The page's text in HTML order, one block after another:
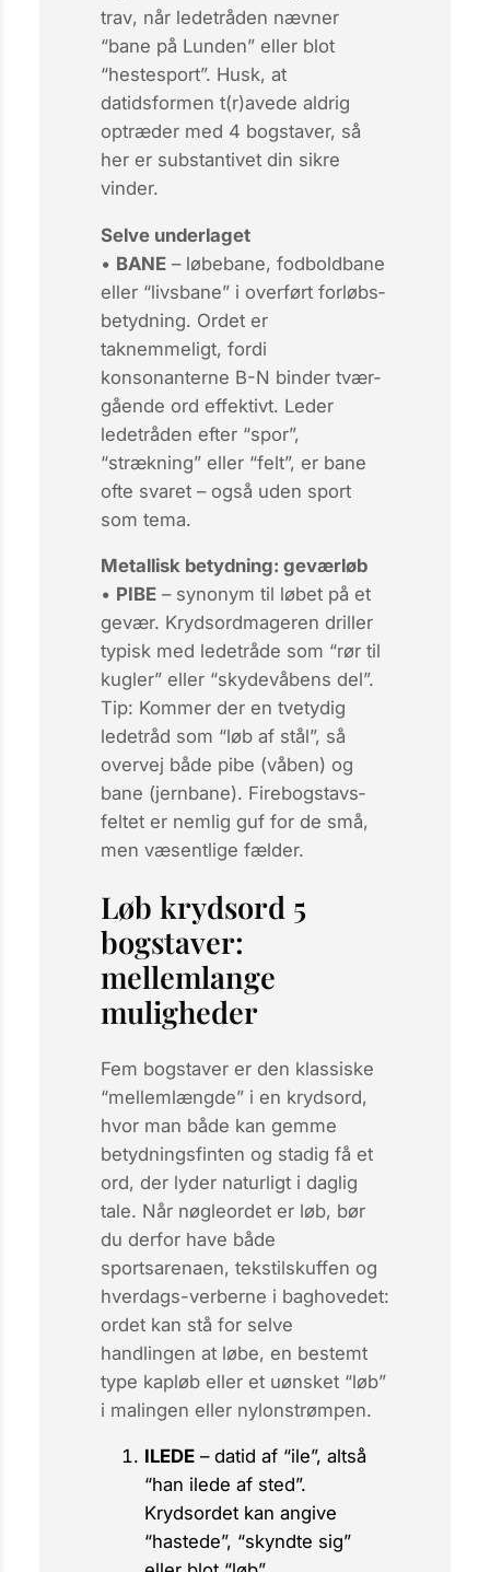
trav, når ledetråden nævner
“bane på Lunden” eller blot
“hestesport”. Husk, at
datidsformen t(r)avede aldrig
optræder med 4 bogstaver, så
her er substantivet din sikre
vinder.
Selve underlaget
• BANE– løbebane, fodboldbane
eller “livsbane” i overført forløbs­
betydning. Ordet er
taknemmeligt, fordi
konsonanterne B-N binder tvær­
gående ord effektivt. Leder
ledetråden efter “spor”,
“strækning” eller “felt”, er bane
ofte svaret – også uden sport
som tema.
Metallisk betydning: geværløb
• PIBE– synonym til løbet på et
gevær. Krydsordmageren driller
typisk med ledetråde som “rør til
kugler” eller “skydevåbens del”.
Tip: Kommer der en tvetydig
ledetråd som “løb af stål”, så
overvej både pibe (våben) og
bane (jernbane). Firebogstavs­
feltet er nemlig guf for de små,
men væsentlige fælder.
Løb krydsord 5
bogstaver:
mellemlange
muligheder
Fem bogstaver er den klassiske
“mellemlængde” i en krydsord,
hvor man både kan gemme
betydningsfinten og stadig få et
ord, der lyder naturligt i daglig
tale. Når nøgleordet er løb, bør
du derfor have både
sportsarenaen, tekstilskuffen og
hverdags-verberne i baghovedet:
ordet kan stå for selve
handlingen at løbe, en bestemt
type kapløb eller et uønsket “løb”
i malingen eller nylonstrømpen.
ILEDE– datid af “ile”, altså
“han ilede af sted”.
Krydsordet kan angive
“hastede”, “skyndte sig”